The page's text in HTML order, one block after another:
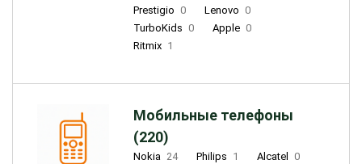
Prestigio 0 Lenovo 0
TurboKids 0 Apple 0
Ritmix 1
Мобильные телефоны
(220)
Nokia 24 Philips 1 Alcatel
0